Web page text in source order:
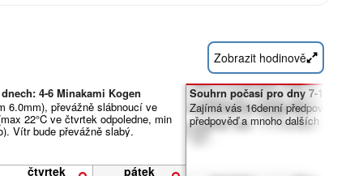
Zobrazit hodinově
4-6 Minakami Kogen
6.0mm), převážně slábnoucí ve
22°C ve čtvrtek odpoledne, min
Vítr bude převážně slabý.
čtvrtek pátek
Souhrn počasí pro dny 7-16:
Zajímá vás 16denní předpověď?
předpověď a mnoho dalších funkcí